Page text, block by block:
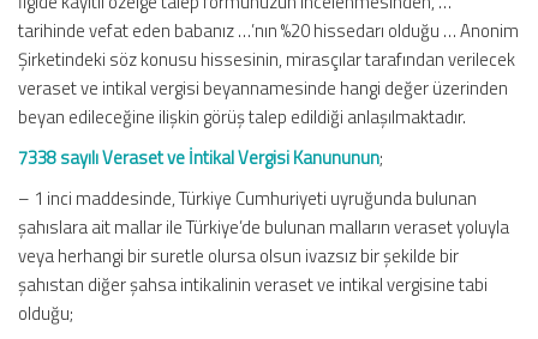
tarihinde vefat eden babanız …’nın %20 hissedarı olduğu … Anonim
Şirketindeki söz konusu hissesinin, mirasçılar tarafından verilecek
veraset ve intikal vergisi beyannamesinde hangi değer üzerinden
beyan edileceğine ilişkin görüş talep edildiği anlaşılmaktadır.
7338 sayılı Veraset ve İntikal Vergisi Kanununun;
– 1 inci maddesinde, Türkiye Cumhuriyeti uyruğunda bulunan
şahıslara ait mallar ile Türkiye’de bulunan malların veraset yoluyla
veya herhangi bir suretle olursa olsun ivazsız bir şekilde bir
şahıstan diğer şahsa intikalinin veraset ve intikal vergisine tabi
olduğu;